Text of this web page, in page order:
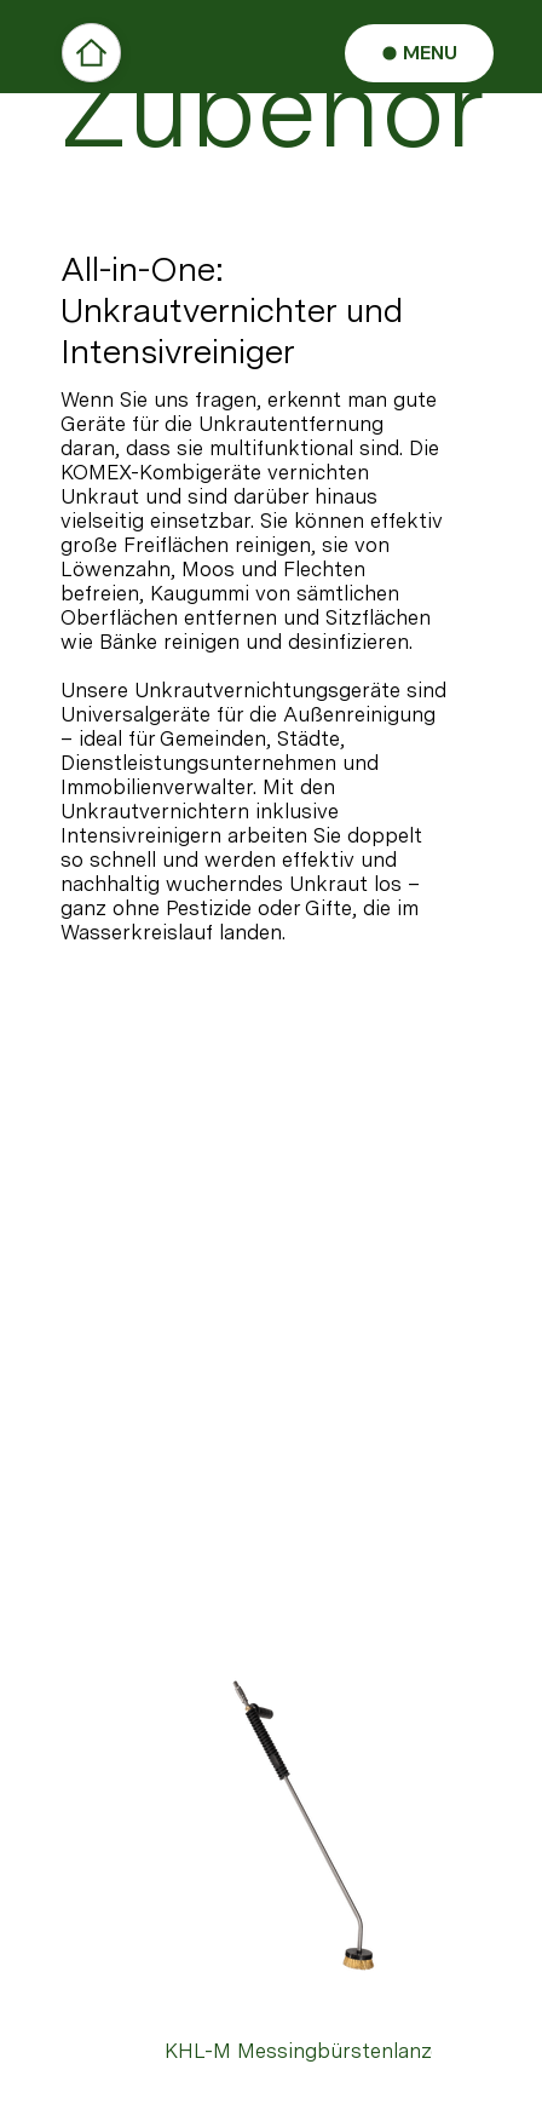
MENU
Zubehör
All-in-One:
Unkrautvernichter und
Intensivreiniger
Wenn Sie uns fragen, erkennt man gute
Geräte für die Unkrautentfernung
daran, dass sie multifunktional sind. Die
KOMEX-Kombigeräte vernichten
Unkraut und sind darüber hinaus
vielseitig einsetzbar. Sie können effektiv
große Freiflächen reinigen, sie von
Löwenzahn, Moos und Flechten
befreien, Kaugummi von sämtlichen
Oberflächen entfernen und Sitzflächen
wie Bänke reinigen und desinfizieren.
Unsere Unkrautvernichtungsgeräte sind
Universalgeräte für die Außenreinigung
– ideal für Gemeinden, Städte,
Dienstleistungsunternehmen und
Immobilienverwalter. Mit den
Unkrautvernichtern inklusive
Intensivreinigern arbeiten Sie doppelt
so schnell und werden effektiv und
nachhaltig wucherndes Unkraut los –
ganz ohne Pestizide oder Gifte, die im
Wasserkreislauf landen.
KHL-M Messingbürstenlanze